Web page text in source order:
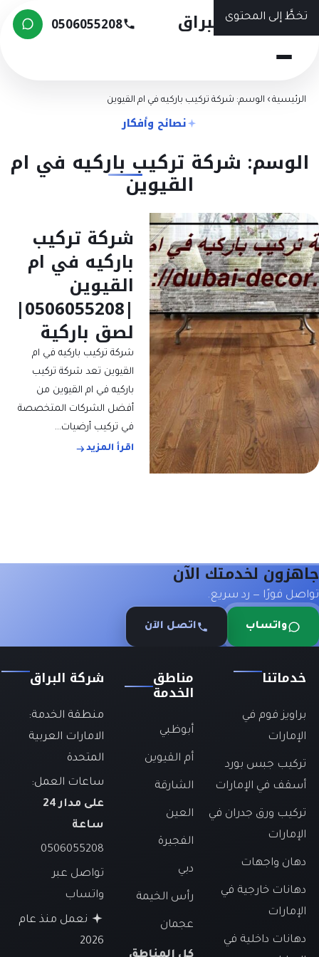
تخطَّ إلى المحتوى
شركة البراق 0506055208
الرئيسية › الوسم: شركة تركيب باركيه في ام القيوين
نصائح وأفكار
الوسم: شركة تركيب باركيه في ام
القيوين
شركة تركيب
باركيه في ام
القيوين
|0506055208|
لصق باركية
شركة تركيب باركيه في ام
القيوين تعد شركة تركيب
باركيه في ام القيوين من
أفضل الشركات المتخصصة
في تركيب أرضيات…
اقرأ المزيد
جاهزون لخدمتك الآن
تواصل فورًا — رد سريع.
واتساب اتصل الآن
خدماتنا
براويز فوم في
الإمارات
تركيب جبس بورد
أسقف في الإمارات
تركيب ورق جدران في
الإمارات
دهان واجهات
دهانات خارجية في
الإمارات
دهانات داخلية في
مناطق
الخدمة
أبوظبي
أم القيوين
الشارقة
العين
الفجيرة
دبي
رأس الخيمة
عجمان
شركة البراق
منطقة الخدمة:
الامارات العربية
المتحدة
ساعات العمل:
على مدار 24
ساعة
0506055208
تواصل عبر
واتساب
نعمل منذ عام
2026